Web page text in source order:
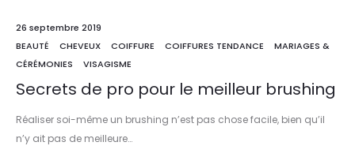
26 septembre 2019
BEAUTÉ
CHEVEUX COIFFURE COIFFURES TENDANCE
MARIAGES &
CÉRÉMONIES
VISAGISME
Secrets de pro pour le meilleur brushing
Réaliser soi-même un brushing n’est pas chose facile, bien qu’il
n’y ait pas de meilleure…